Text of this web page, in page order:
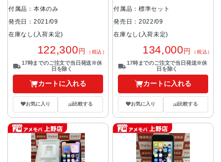
付属品：本体のみ
発売日：2021/09
在庫なし(入荷未定)
122,300円 （税込）
17時までのご注文で当日発送※休
日を除く
カートに入れる
お気に入り 比較する
付属品：標準セット
発売日：2022/09
在庫なし(入荷未定)
134,000円 （税込）
17時までのご注文で当日発送※休
日を除く
カートに入れる
お気に入り 比較する